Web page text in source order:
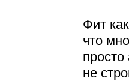
Фит
что
не